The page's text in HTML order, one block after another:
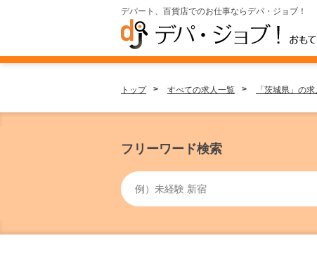
デパート、百貨店でのお仕事ならデパ・ジョブ！
トップ すべての求人一覧 「茨城県」の
フリーワード検索